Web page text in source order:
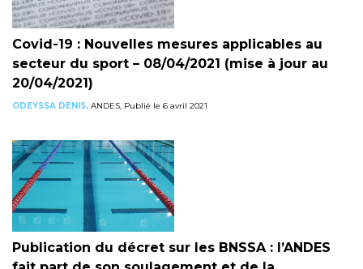
Covid-19 : Nouvelles mesures applicables au
secteur du sport – 08/04/2021 (mise à jour au
20/04/2021)
ODEYSSA DENIS, ANDES, Publié le 6 avril 2021
Publication du décret sur les BNSSA : l’ANDES